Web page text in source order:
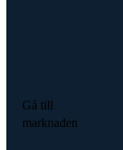
Gå till
marknaden